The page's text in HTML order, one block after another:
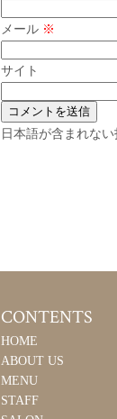
メール ※
サイト
日本語が含まれな
CONTENTS
HOME
ABOUT US
MENU
STAFF